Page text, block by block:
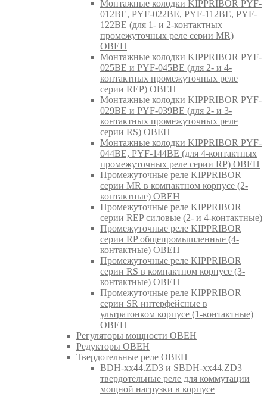
Монтажные колодки KIPPRIBOR PYF-
012BE, PYF-022BE, PYF-112BE, PYF-
122BE (для 1- и 2-контактных
промежуточных реле серии MR)
ОВЕН
Монтажные колодки KIPPRIBOR PYF-
025BE и PYF-045BE (для 2- и 4-
контактных промежуточных реле
серии REP) ОВЕН
Монтажные колодки KIPPRIBOR PYF-
029BE и PYF-039BE (для 2- и 3-
контактных промежуточных реле
серии RS) ОВЕН
Монтажные колодки KIPPRIBOR PYF-
044BE, PYF-144BE (для 4-контактных
промежуточных реле серии RP) ОВЕН
Промежуточные реле KIPPRIBOR
серии MR в компактном корпусе (2-
контактные) ОВЕН
Промежуточные реле KIPPRIBOR
серии REP силовые (2- и 4-контактные)
Промежуточные реле KIPPRIBOR
серии RP общепромышленные (4-
контактные) ОВЕН
Промежуточные реле KIPPRIBOR
серии RS в компактном корпусе (3-
контактные) ОВЕН
Промежуточные реле KIPPRIBOR
серии SR интерфейсные в
ультратонком корпусе (1-контактные)
ОВЕН
Регуляторы мощности ОВЕН
Редукторы ОВЕН
Твердотельные реле ОВЕН
BDH-xx44.ZD3 и SBDH-xx44.ZD3
твердотельные реле для коммутации
мощной нагрузки в корпусе